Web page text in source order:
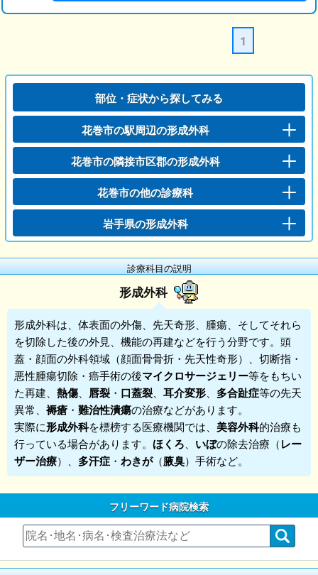
1
部位・症状から探してみる
花巻市の駅周辺の形成外科
花巻市の隣接市区郡の形成外科
花巻市の他の診療科
岩手県の形成外科
診療科目の説明
形成外科
形成外科は、体表面の外傷、先天奇形、腫瘍、そしてそれら
を切除した後の外見、機能の再建などを行う分野です。頭
蓋・顔面の外科領域（顔面骨骨折・先天性奇形）、切断指・
悪性腫瘍切除・癌手術の後マイクロサージェリー等をもちい
た再建、 熱傷 唇裂 ・ 口蓋裂 耳介変形 多合趾症等の先天
異常、 褥瘡 ・ 難治性潰瘍の治療などがあります。
実際に形成外科を標榜する医療機関では、 美容外科的治療も
行っている場合があります。 ほくろ いぼの除去治療（レー
ザー治療）、 多汗症 ・ わきが（腋臭）手術など。
フリーワード病院検索